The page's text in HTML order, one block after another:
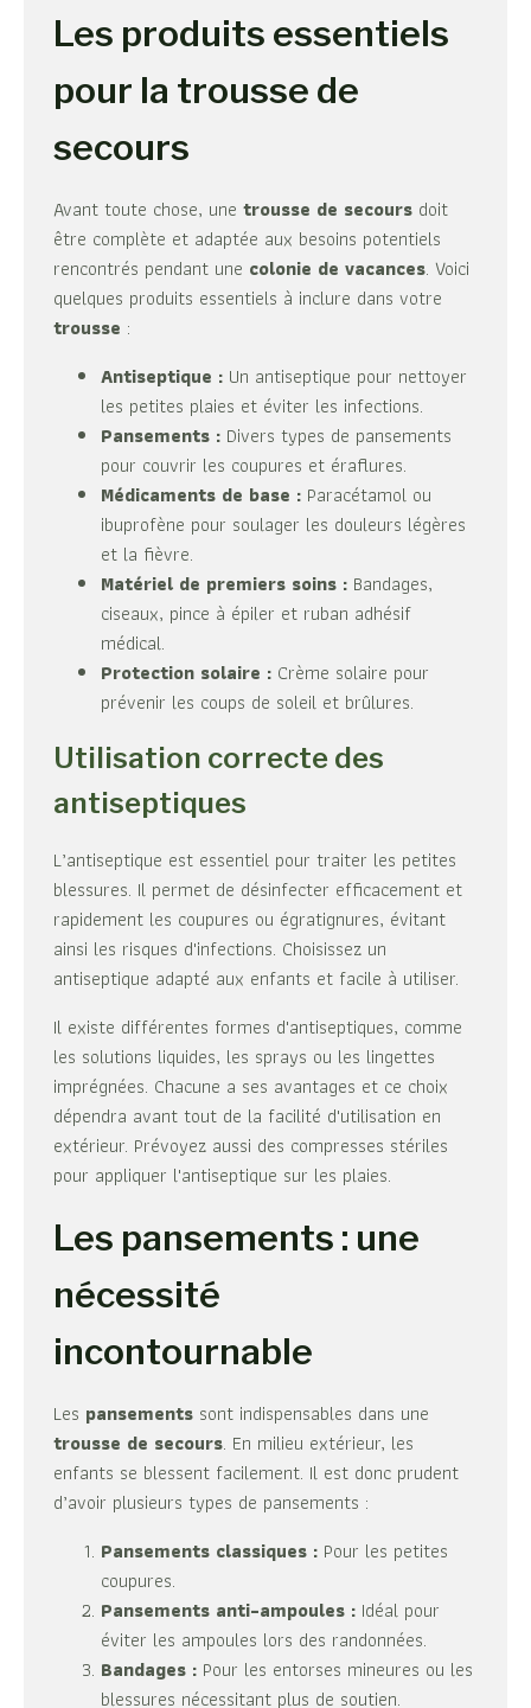
Les produits essentiels
pour la trousse de
secours
Avant toute chose, une trousse de secours doit
être complète et adaptée aux besoins potentiels
rencontrés pendant une colonie de vacances. Voici
quelques produits essentiels à inclure dans votre
trousse :
Antiseptique : Un antiseptique pour nettoyer
les petites plaies et éviter les infections.
Pansements : Divers types de pansements
pour couvrir les coupures et éraflures.
Médicaments de base : Paracétamol ou
ibuprofène pour soulager les douleurs légères
et la fièvre.
Matériel de premiers soins : Bandages,
ciseaux, pince à épiler et ruban adhésif
médical.
Protection solaire : Crème solaire pour
prévenir les coups de soleil et brûlures.
Utilisation correcte des
antiseptiques
L’antiseptique est essentiel pour traiter les petites
blessures. Il permet de désinfecter efficacement et
rapidement les coupures ou égratignures, évitant
ainsi les risques d'infections. Choisissez un
antiseptique adapté aux enfants et facile à utiliser.
Il existe différentes formes d'antiseptiques, comme
les solutions liquides, les sprays ou les lingettes
imprégnées. Chacune a ses avantages et ce choix
dépendra avant tout de la facilité d'utilisation en
extérieur. Prévoyez aussi des compresses stériles
pour appliquer l'antiseptique sur les plaies.
Les pansements : une
nécessité
incontournable
Les pansements sont indispensables dans une
trousse de secours. En milieu extérieur, les
enfants se blessent facilement. Il est donc prudent
d’avoir plusieurs types de pansements :
Pansements classiques : Pour les petites
coupures.
Pansements anti-ampoules : Idéal pour
éviter les ampoules lors des randonnées.
Bandages : Pour les entorses mineures ou les
blessures nécessitant plus de soutien.